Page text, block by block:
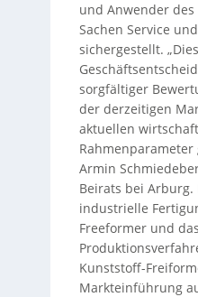
und Anwender
Sachen Service
sichergestellt.
sorgfältiger
der derzeitigen
aktuellen
Rahmenparameter
Armin
Beirats bei Arburg.
industrielle
Freeformer und
Kunststoff-
Markteinführung